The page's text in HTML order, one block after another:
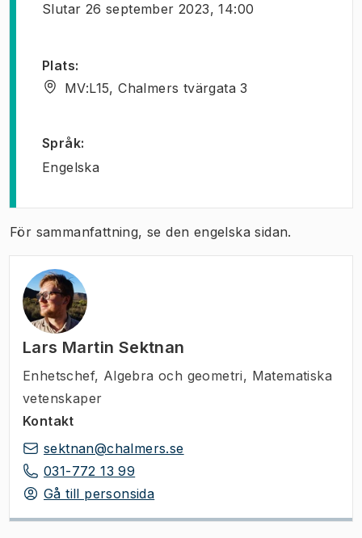
Slutar 26 september 2023, 14:00
Plats:
MV:L15, Chalmers tvärgata 3
Språk:
Engelska
För sammanfattning, se den engelska sidan.
Lars Martin Sektnan
Enhetschef, Algebra och geometri, Matematiska
vetenskaper
Kontakt
sektnan@chalmers.se
031-772 13 99
Gå till personsida